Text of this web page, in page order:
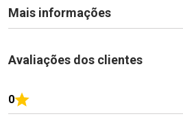
Mais informações
Avaliações dos clientes
0